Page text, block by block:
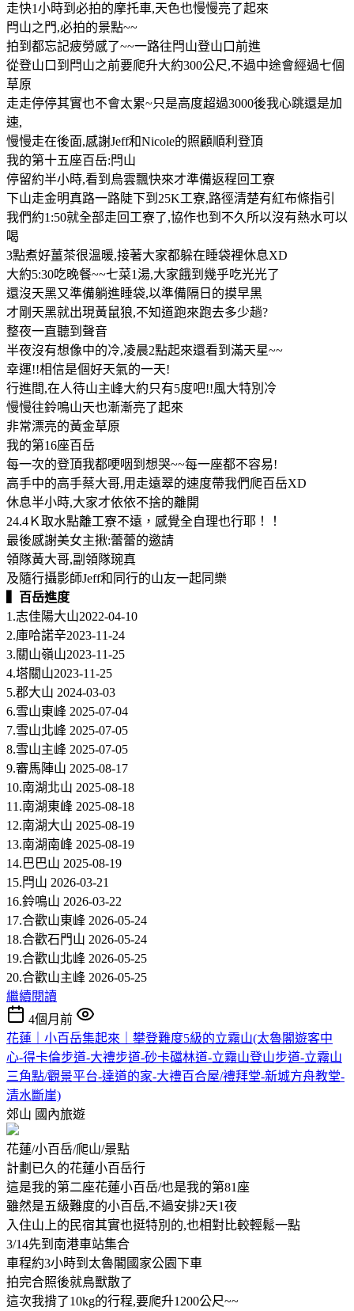
走快1小時到必拍的摩托車,天色也慢慢亮了起來
閂山之門,必拍的景點~~
拍到都忘記疲勞感了~~一路往閂山登山口前進
從登山口到閂山之前要爬升大約300公尺,不過中途會經過七個
草原
走走停停其實也不會太累~只是高度超過3000後我心跳還是加
速,
慢慢走在後面,感謝Jeff和Nicole的照顧順利登頂
我的第十五座百岳:閂山
停留約半小時,看到烏雲飄快來才準備返程回工寮
下山走金明真路一路陡下到25K工寮,路徑清楚有紅布條指引
我們約1:50就全部走回工寮了,協作也到不久所以沒有熱水可以
喝
3點煮好薑茶很溫暖,接著大家都躲在睡袋裡休息XD
大約5:30吃晚餐~~七菜1湯,大家餓到幾乎吃光光了
還沒天黑又準備躺進睡袋,以準備隔日的摸早黑
才剛天黑就出現黃鼠狼,不知道跑來跑去多少趟?
整夜一直聽到聲音
半夜沒有想像中的冷,凌晨2點起來還看到滿天星~~
幸運!!相信是個好天氣的一天!
行進間,在人待山主峰大約只有5度吧!!風大特別冷
慢慢往鈴鳴山天也漸漸亮了起來
非常漂亮的黃金草原
我的第16座百岳
每一次的登頂我都哽咽到想哭~~每一座都不容易!
高手中的高手蔡大哥,用走遠翠的速度帶我們爬百岳XD
休息半小時,大家才依依不捨的離開
24.4Ｋ取水點離工寮不遠，感覺全自理也行耶！！
最後感謝美女主揪:蕾蕾的邀請
領隊黃大哥,副領隊琬真
及隨行攝影師Jeff和同行的山友一起同樂
▍百岳進度
1.志佳陽大山2022-04-10
2.庫哈諾辛2023-11-24
3.關山嶺山2023-11-25
4.塔關山2023-11-25
5.郡大山 2024-03-03
6.雪山東峰 2025-07-04
7.雪山北峰 2025-07-05
8.雪山主峰 2025-07-05
9.審馬陣山 2025-08-17
10.南湖北山 2025-08-18
11.南湖東峰 2025-08-18
12.南湖大山 2025-08-19
13.南湖南峰 2025-08-19
14.巴巴山 2025-08-19
15.閂山 2026-03-21
16.鈴鳴山 2026-03-22
17.合歡山東峰 2026-05-24
18.合歡石門山 2026-05-24
19.合歡山北峰 2026-05-25
20.合歡山主峰 2026-05-25
繼續閱讀
4個月前
花蓮｜小百岳集起來｜攀登難度5級的立霧山(太魯閣遊客中
心-得卡倫步道-大禮步道-砂卡礑林道-立霧山登山步道-立霧山
三角點/觀景平台-達道的家-大禮百合屋/禮拜堂-新城方舟教堂-
清水斷崖)
郊山 國內旅遊
花蓮/小百岳/爬山/景點
計劃已久的花蓮小百岳行
這是我的第二座花蓮小百岳/也是我的第81座
雖然是五級難度的小百岳,不過安排2天1夜
入住山上的民宿其實也挺特別的,也相對比較輕鬆一點
3/14先到南港車站集合
車程約3小時到太魯閣國家公園下車
拍完合照後就鳥獸散了
這次我揹了10kg的行程,要爬升1200公尺~~